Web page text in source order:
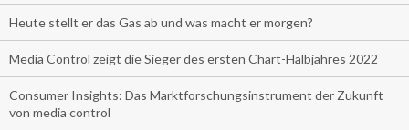
Heute stellt er das Gas ab und was macht er morgen?
Media Control zeigt die Sieger des ersten Chart-Halbjahres 2022
Consumer Insights: Das Marktforschungsinstrument der Zukunft
von media control